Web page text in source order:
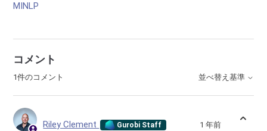
MINLP
コメント
1件のコメント 並べ替え基準
Riley Clement Gurobi Staff 1 年前